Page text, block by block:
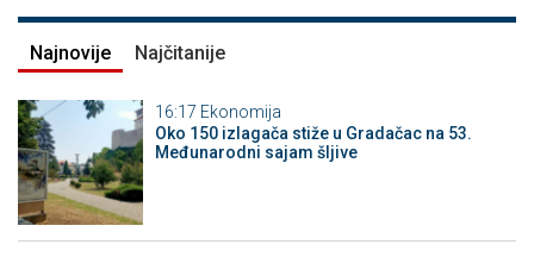
Najnovije Najčitanije
16:17 Ekonomija
Oko 150 izlagača stiže u Gradačac na 53.
Međunarodni sajam šljive